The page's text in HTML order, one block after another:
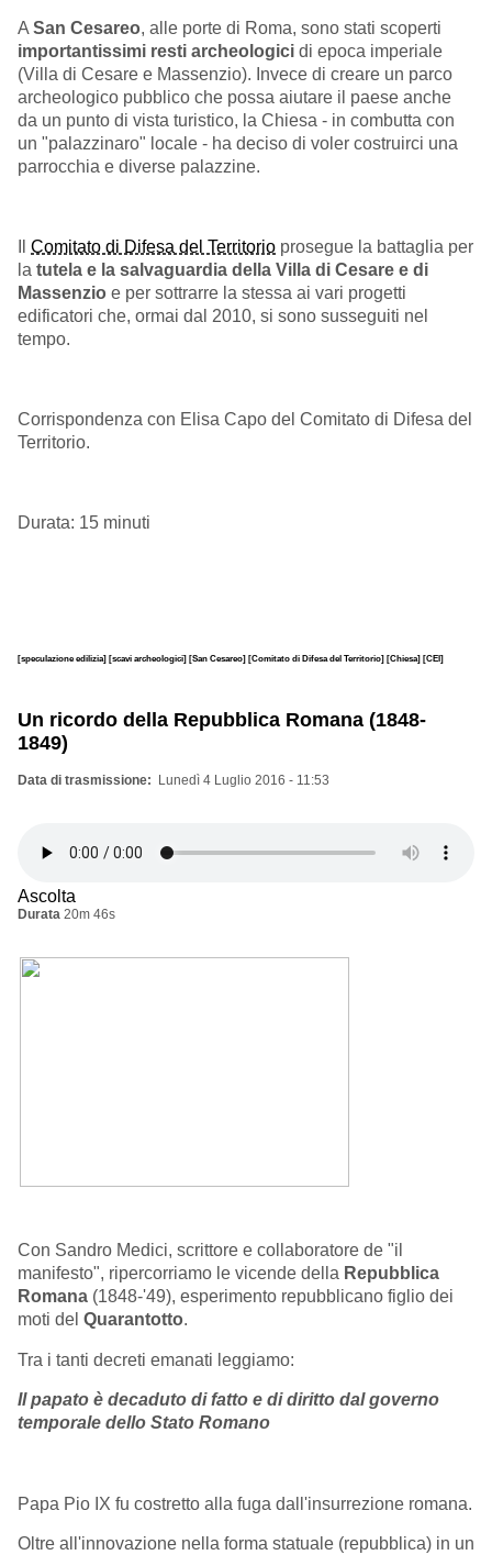
A San Cesareo, alle porte di Roma, sono stati scoperti
importantissimi resti archeologici di epoca imperiale
(Villa di Cesare e Massenzio). Invece di creare un parco
archeologico pubblico che possa aiutare il paese anche
da un punto di vista turistico, la Chiesa - in combutta con
un "palazzinaro" locale - ha deciso di voler costruirci una
parrocchia e diverse palazzine.
Comitato di Difesa del Territorio prosegue la battaglia per
la tutela e la salvaguardia della Villa di Cesare e di
Massenzio e per sottrarre la stessa ai vari progetti
edificatori che, ormai dal 2010, si sono susseguiti nel
tempo.
Corrispondenza con Elisa Capo del Comitato di Difesa del
Territorio.
Durata: 15 minuti
[speculazione edilizia] [scavi archeologici] [San Cesareo] [Comitato di Difesa del Territorio] [Chiesa] [CEI]
Un ricordo della Repubblica Romana (1848-
1849)
Data di trasmissione Lunedì 4 Luglio 2016 - 11:53
Ascolta
Durata 20m 46s
Con Sandro Medici, scrittore e collaboratore de "il
manifesto", ripercorriamo le vicende della Repubblica
Romana (1848-'49), esperimento repubblicano figlio dei
moti del Quarantotto.
Tra i tanti decreti emanati leggiamo:
Il papato è decaduto di fatto e di diritto dal governo
temporale dello Stato Romano
Papa Pio IX fu costretto alla fuga dall'insurrezione romana.
Oltre all'innovazione nella forma statuale (repubblica) in un